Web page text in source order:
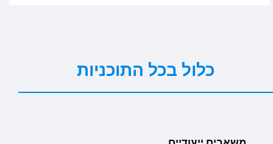
כלול בכל התוכניות